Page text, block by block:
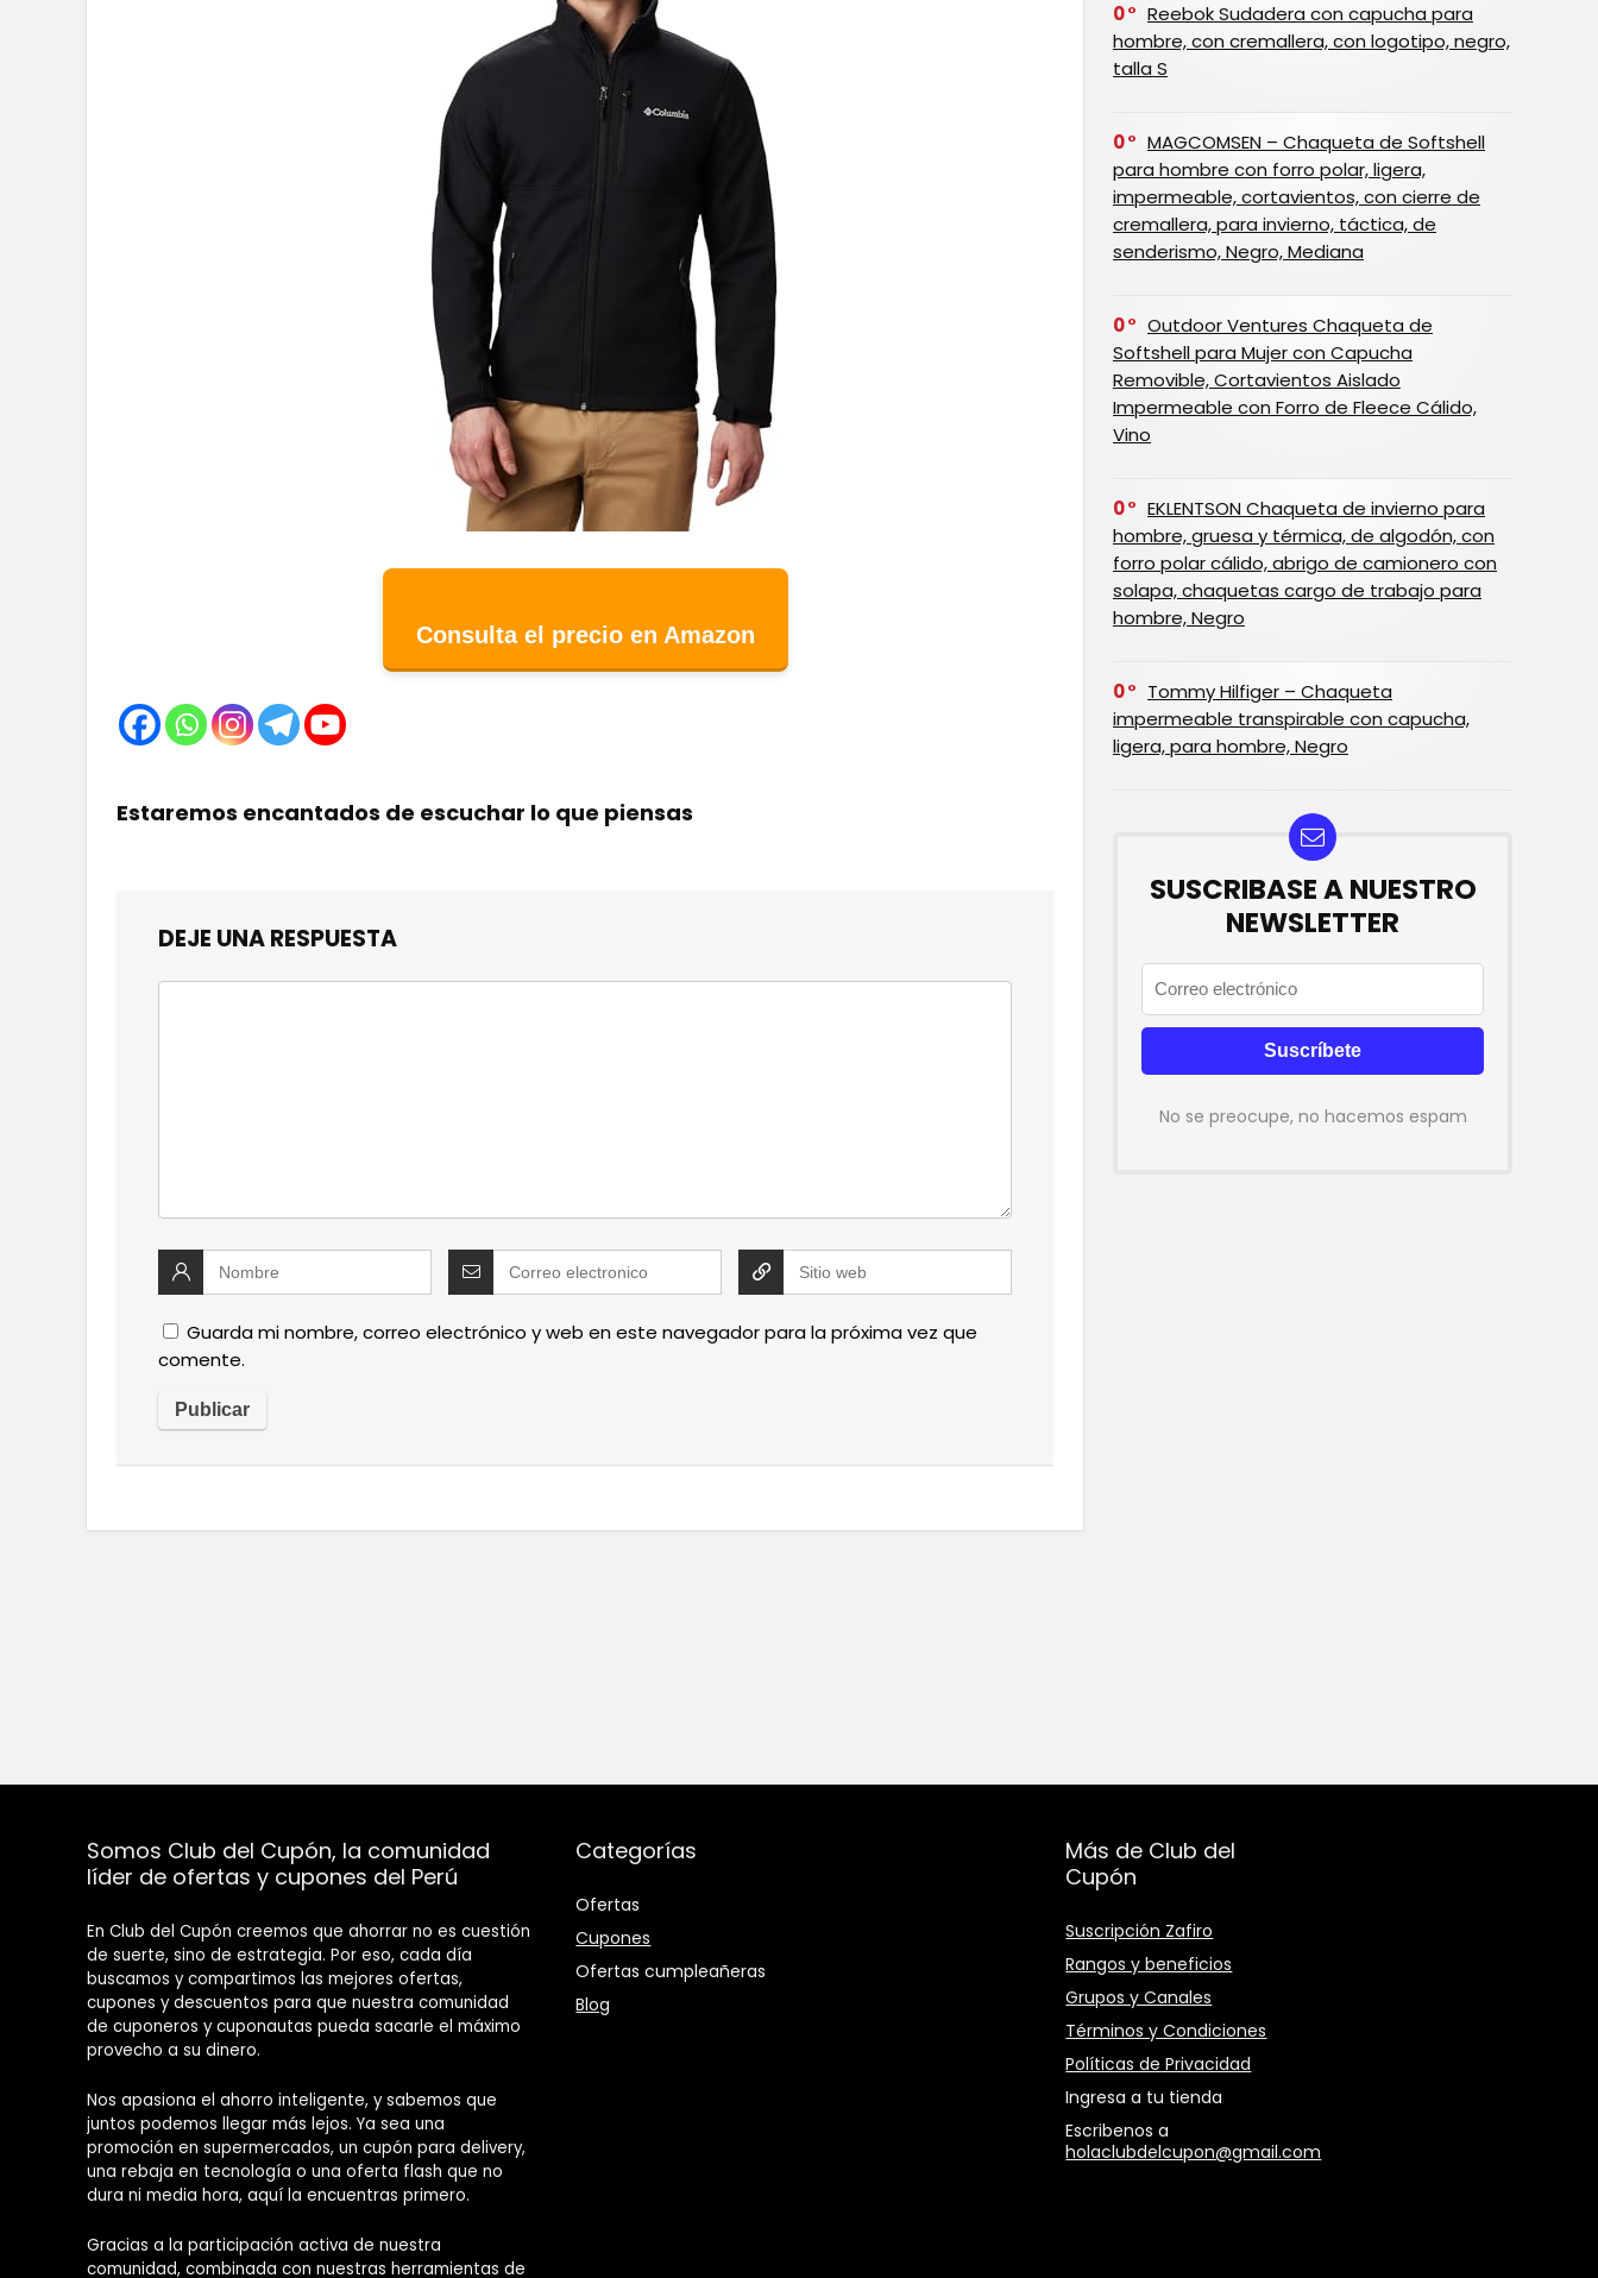
Consulta el precio en Amazon
Estaremos encantados de escuchar lo que piensas
DEJE UNA RESPUESTA
Guarda mi nombre, correo electrónico y web en este navegador para la próxima vez que
comente.
0
Reebok Sudadera con capucha para
hombre, con cremallera, con logotipo, negro,
talla S
0
MAGCOMSEN – Chaqueta de Softshell
para hombre con forro polar, ligera,
impermeable, cortavientos, con cierre de
cremallera, para invierno, táctica, de
senderismo, Negro, Mediana
0
Outdoor Ventures Chaqueta de
Softshell para Mujer con Capucha
Removible, Cortavientos Aislado
Impermeable con Forro de Fleece Cálido,
Vino
0
EKLENTSON Chaqueta de invierno para
hombre, gruesa y térmica, de algodón, con
forro polar cálido, abrigo de camionero con
solapa, chaquetas cargo de trabajo para
hombre, Negro
0
Tommy Hilfiger – Chaqueta
impermeable transpirable con capucha,
ligera, para hombre, Negro
SUSCRIBASE A NUESTRO
NEWSLETTER
No se preocupe, no hacemos espam
Somos Club del Cupón, la comunidad
líder de ofertas y cupones del Perú
En Club del Cupón creemos que ahorrar no es cuestión
de suerte, sino de estrategia. Por eso, cada día
buscamos y compartimos las mejores ofertas,
cupones y descuentos para que nuestra comunidad
de cuponeros y cuponautas pueda sacarle el máximo
provecho a su dinero.
Nos apasiona el ahorro inteligente, y sabemos que
juntos podemos llegar más lejos. Ya sea una
promoción en supermercados, un cupón para delivery,
una rebaja en tecnología o una oferta flash que no
dura ni media hora, aquí la encuentras primero.
Gracias a la participación activa de nuestra
comunidad, combinada con nuestras herramientas de
Categorías
Ofertas
Cupones
Ofertas cumpleañeras
Blog
Más de Club del
Cupón
Suscripción Zafiro
Rangos y beneficios
Grupos y Canales
Términos y Condiciones
Políticas de Privacidad
Ingresa a tu tienda
Escribenos a
holaclubdelcupon@gmail.com